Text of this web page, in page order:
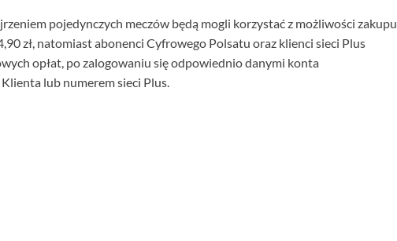
pojedynczych meczów będą mogli korzystać z możliwości zakupu
zł, natomiast abonenci Cyfrowego Polsatu oraz klienci sieci Plus
opłat, po zalogowaniu się odpowiednio danymi konta
lub numerem sieci Plus.